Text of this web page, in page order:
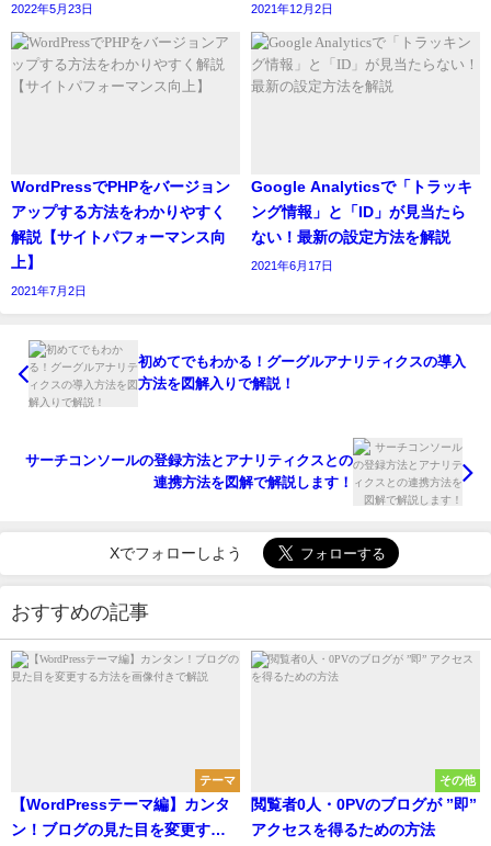
2022年5月23日 2021年12月2日
WordPressでPHPをバージョン
アップする方法をわかりやすく
解説【サイトパフォーマンス向
上】
2021年7月2日
Google Analyticsで「トラッキ
ング情報」と「ID」が見当たら
ない！最新の設定方法を解説
2021年6月17日
初めてでもわかる！グーグルアナリティクスの導入
方法を図解入りで解説！
サーチコンソールの登録方法とアナリティクスとの
連携方法を図解で解説します！
Xでフォローしよう
おすすめの記事
テーマ
【WordPressテーマ編】カンタ
ン！ブログの見た目を変更する
その他
閲覧者0人・0PVのブログが ”即”
アクセスを得るための方法